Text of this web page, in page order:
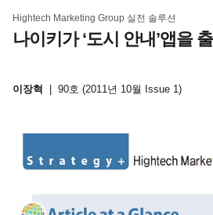
Hightech Marketing Group 실전 솔루션
나이키가 ‘도시 안내’앱을
이장혁 90호 (2011년 10월 Issue 1)